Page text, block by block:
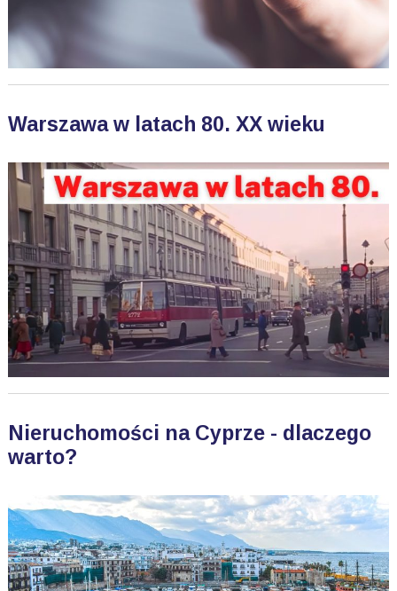
Warszawa w latach 80. XX wieku
Nieruchomości na Cyprze - dlaczego
warto?